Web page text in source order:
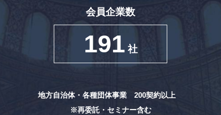
会員企業数
191 社
地方自治体・各種団体事業 200契約以上
※再委託・セミナー含む